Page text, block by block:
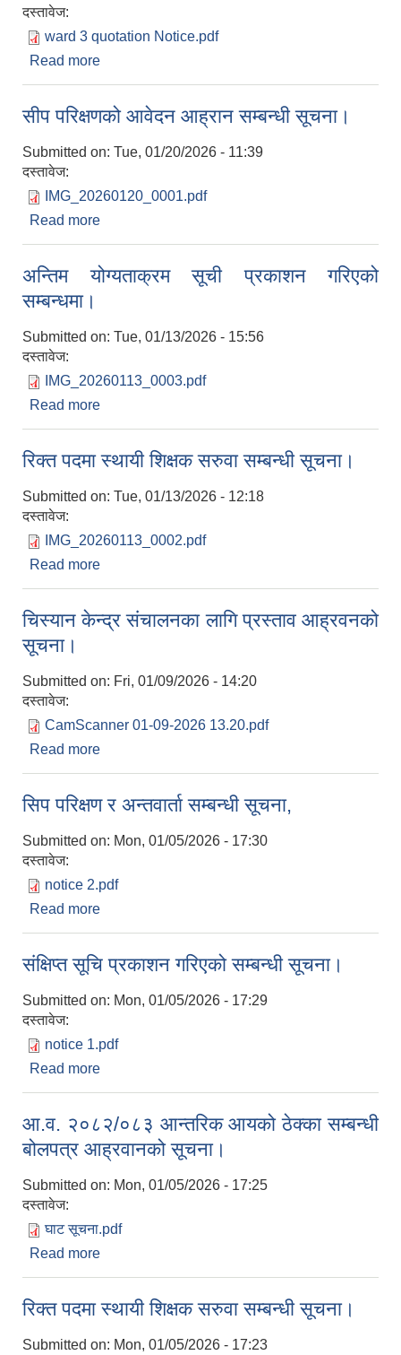
दस्तावेज:
ward 3 quotation Notice.pdf
Read more
सीप परिक्षणको आवेदन आह्रान सम्बन्धी सूचना।
Submitted on: Tue, 01/20/2026 - 11:39
दस्तावेज:
IMG_20260120_0001.pdf
Read more
अन्तिम योग्यताक्रम सूची प्रकाशन गरिएको
सम्बन्धमा।
Submitted on: Tue, 01/13/2026 - 15:56
दस्तावेज:
IMG_20260113_0003.pdf
Read more
रिक्त पदमा स्थायी शिक्षक सरुवा सम्बन्धी सूचना।
Submitted on: Tue, 01/13/2026 - 12:18
दस्तावेज:
IMG_20260113_0002.pdf
Read more
चिस्यान केन्द्र संचालनका लागि प्रस्ताव आह्रवनको
सूचना।
Submitted on: Fri, 01/09/2026 - 14:20
दस्तावेज:
CamScanner 01-09-2026 13.20.pdf
Read more
सिप परिक्षण र अन्तवार्ता सम्बन्धी सूचना,
Submitted on: Mon, 01/05/2026 - 17:30
दस्तावेज:
notice 2.pdf
Read more
संक्षिप्त सूचि प्रकाशन गरिएको सम्बन्धी सूचना।
Submitted on: Mon, 01/05/2026 - 17:29
दस्तावेज:
notice 1.pdf
Read more
आ.व. २०८२/०८३ आन्तरिक आयको ठेक्का सम्बन्धी
बोलपत्र आह्रवानको सूचना।
Submitted on: Mon, 01/05/2026 - 17:25
दस्तावेज:
घाट सूचना.pdf
Read more
रिक्त पदमा स्थायी शिक्षक सरुवा सम्बन्धी सूचना।
Submitted on: Mon, 01/05/2026 - 17:23